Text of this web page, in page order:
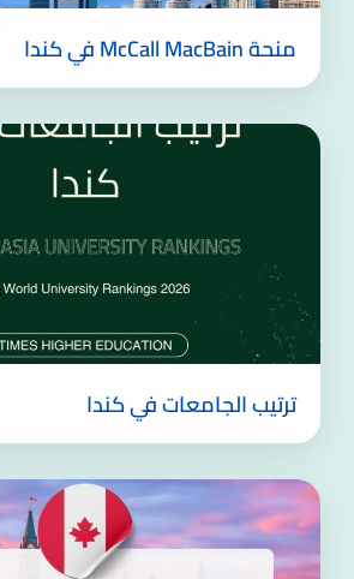
منحة McCall MacBain في كندا
ترتيب الجامعات في كندا